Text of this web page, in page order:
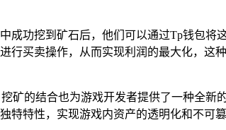
成功挖到矿石后，他们可以通过Tp钱包
行买卖操作，从而实现利润的最大化，这
矿的结合也为游戏开发者提供了一种全
特特性，实现游戏内资产的透明化和不可